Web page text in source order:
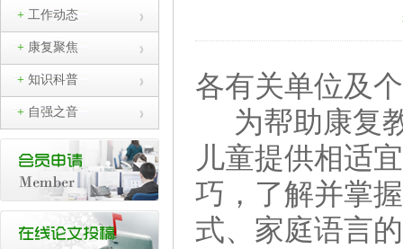
+ 工作动态
+ 康复聚焦
+ 知识科普
+ 自强之音
各有关单位及
为帮助康复
儿童提供相适
巧 ， 了解并掌
式、家庭语言